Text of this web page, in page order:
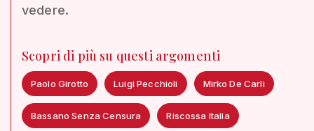
vedere.
Scopri di più su questi argomenti
Paolo Girotto Luigi Pecchioli Mirko De Carli
Bassano Senza Censura Riscossa Italia